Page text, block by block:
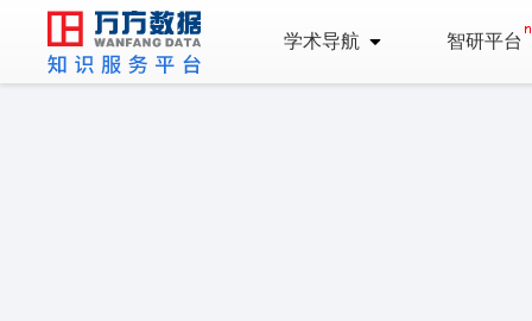
学术导航 智研平台